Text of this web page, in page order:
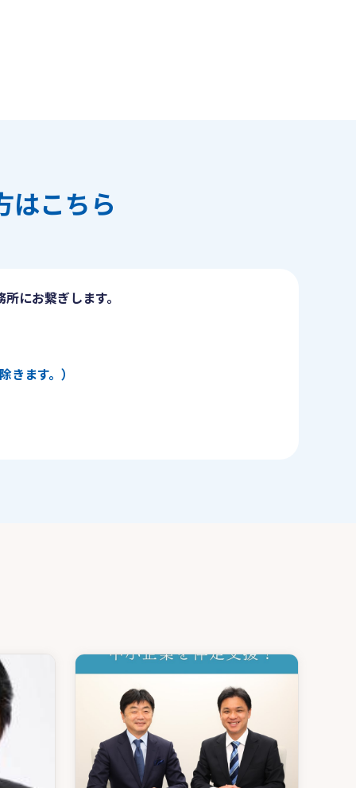
はこちら
にお繋ぎします。
ます。）